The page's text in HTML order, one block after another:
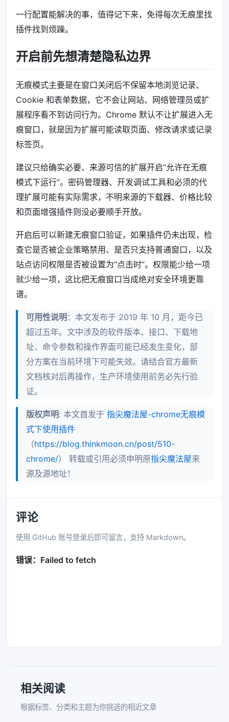
一行配置能解决的事，值得记下来，免得每次无痕里找
插件找到烦躁。
开启前先想清楚隐私边界
无痕模式主要是在窗口关闭后不保留本地浏览记录、
Cookie 和表单数据，它不会让网站、网络管理员或扩
展程序看不到访问行为。Chrome 默认不让扩展进入无
痕窗口，就是因为扩展可能读取页面、修改请求或记录
标签页。
建议只给确实必要、来源可信的扩展开启“允许在无痕
模式下运行”。密码管理器、开发调试工具和必须的代
理扩展可能有实际需求，不明来源的下载器、价格比较
和页面增强插件则没必要顺手开放。
开启后可以新建无痕窗口验证，如果插件仍未出现，检
查它是否被企业策略禁用、是否只支持普通窗口，以及
站点访问权限是否被设置为“点击时”。权限能少给一项
就少给一项，这比把无痕窗口当成绝对安全环境更靠
谱。
可用性说明：本文发布于 2019 年 10 月，距今已
超过五年。文中涉及的软件版本、接口、下载地
址、命令参数和操作界面可能已经发生变化，部
分方案在当前环境下可能失效。请结合官方最新
文档核对后再操作，生产环境使用前务必先行验
证。
版权声明: 本文首发于 指尖魔法屋-chrome无痕模
式下使用插件
（https://blog.thinkmoon.cn/post/510-
chrome/） 转载或引用必须申明原指尖魔法屋来
源及源地址！
评论
使用 GitHub 账号登录后即可留言，支持 Markdown。
相关阅读
根据标签、分类和主题为你挑选的相近文章